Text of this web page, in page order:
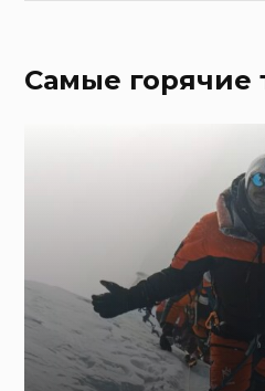
Самые горячие